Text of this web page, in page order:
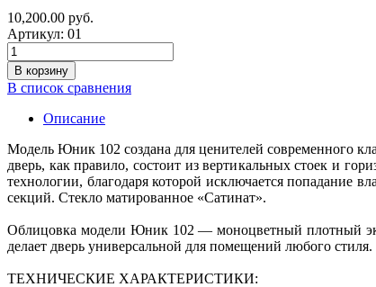
10,200.00 руб.
Артикул: 01
В список сравнения
Описание
Модель Юник 102 создана для ценителей современного
дверь, как правило, состоит из вертикальных стоек и
технологии, благодаря которой исключается попадание
секций. Стекло матированное «Сатинат».
Облицовка модели Юник 102 — моноцветный плотный
делает дверь универсальной для помещений любого стиля.
ТЕХНИЧЕСКИЕ ХАРАКТЕРИСТИКИ: